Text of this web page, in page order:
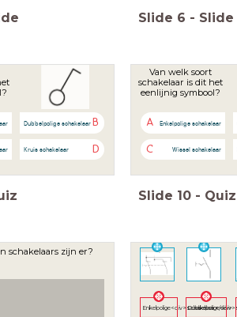
Slide 6 - Slide
B
Dubbelpolige schakelaar
D
Kruis schakelaar
Van welk soort
schakelaar is dit het
eenlijnig symbool?
A Enkelpolige schakelaar
C Wissel schakelaar
Slide 10 - Quiz
schakelaars zijn er?
Enkelpolige<div>schakelaar</div>